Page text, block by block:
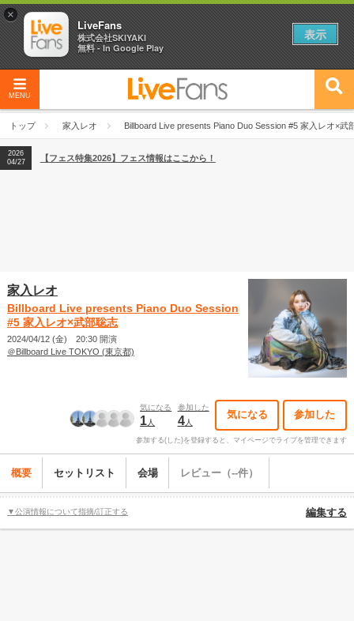
MENU
トップ 家入レオ Billboard Live presents Piano Duo Session #5 家入レオ×武
2026
04/27
2026
【ライブ動員ランキング】2026年上半期編発表！
2026
04/27
【フェス特集2026】フェス情報はここから！
家入レオ
Billboard Live presents Piano Duo Session
#5 家入レオ×武部聡志
2024/04/12 (金) 20:30 開演
＠Billboard Live TOKYO (東京都)
気になる
1人
参加した
4人
気になる 参加した
参加する(した)を登録すると、マイページでライブを管理できます
概要 セットリスト 会場 レビュー（--件）
▼公演情報について指摘/訂正する 編集する
×
LiveFans
株式会社SKIYAKI
無料 - In Google Play
表示